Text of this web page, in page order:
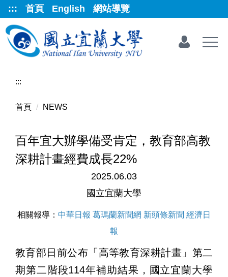
跳
到
主
要
::: 首頁 English 網站導覽
:::
首頁 NEWS
百年宜大辦學備受肯定，教育部高教
深耕計畫經費成長22%
2025.06.03
國立宜蘭大學
相關報導： 中華日報 葛瑪蘭新聞網 新頭條新聞 經濟日
報
教育部日前公布「高等教育深耕計畫」第二
期第二階段114年補助結果，國立宜蘭大學